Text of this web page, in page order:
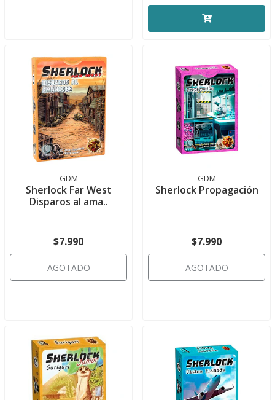
GDM
Sherlock Far West
Disparos al ama..
$7.990
AGOTADO
GDM
Sherlock Propagación
$7.990
AGOTADO